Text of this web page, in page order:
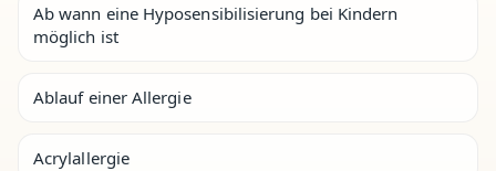
Ab wann eine Hyposensibilisierung bei Kindern
möglich ist
Ablauf einer Allergie
Acrylallergie